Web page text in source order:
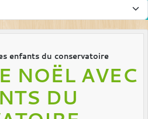
enfants du conservatoire
NOËL AVEC
DU